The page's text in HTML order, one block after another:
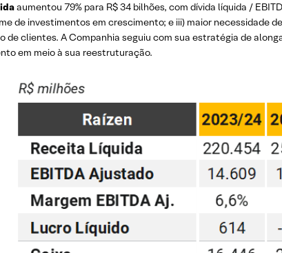
aumentou 79% para R$ 34 bilhões, com dívida líquida /
de investimentos em crescimento; e iii) maior necessidade
de clientes. A Companhia seguiu com sua estratégia de
em meio à sua reestruturação.